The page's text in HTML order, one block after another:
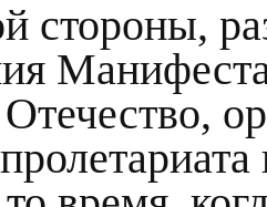
стороны,